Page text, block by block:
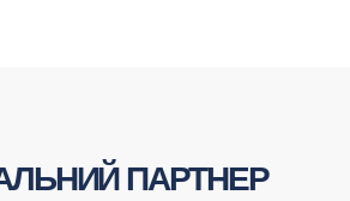
ПАРТНЕР